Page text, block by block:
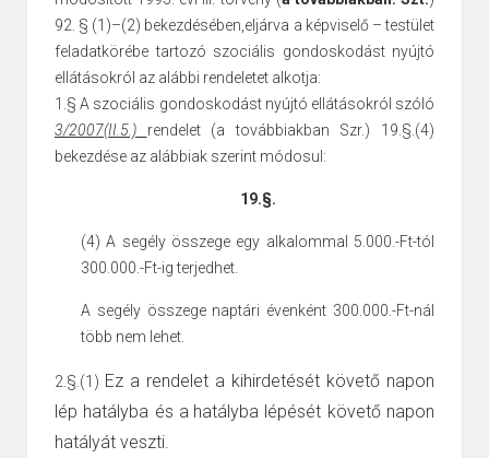
92. § (1)–(2) bekezdésében,eljárva a képviselő – testület
feladatkörébe tartozó szociális gondoskodást nyújtó
ellátásokról az alábbi rendeletet alkotja:
1.§ A szociális gondoskodást nyújtó ellátásokról szóló
3/2007(II.5.) rendelet (a továbbiakban Szr.) 19.§.(4)
bekezdése az alábbiak szerint módosul:
19.§.
(4) A segély összege egy alkalommal 5.000.-Ft-tól
300.000.-Ft-ig terjedhet.
A segély összege naptári évenként 300.000.-Ft-nál
több nem lehet.
2.§.(1) Ez a rendelet a kihirdetését követő napon
lép hatályba és a hatályba lépését követő napon
hatályát veszti.